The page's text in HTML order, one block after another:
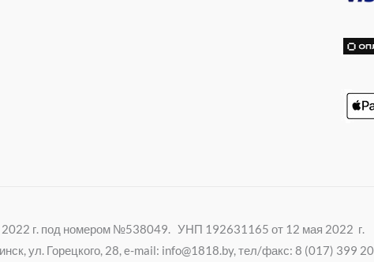
k
2022 г. под номером №538049. УНП 192631165 от 12 мая 2022 г.
ул. Горецкого, 28, e-mail: info@1818.by, тел/факс: 8 (017) 399